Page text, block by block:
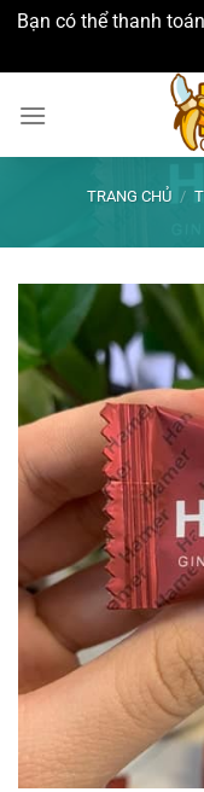
Bạn có thể thanh
qua
TRANG CHỦ /